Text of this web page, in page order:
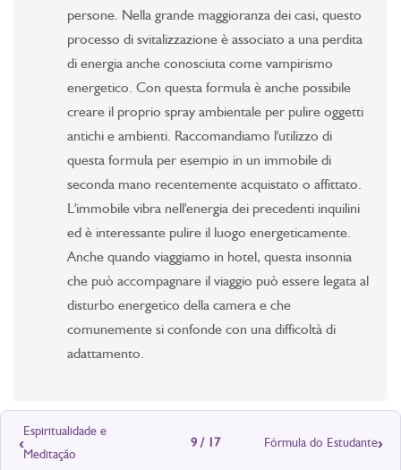
persone. Nella grande maggioranza dei casi, questo
processo di svitalizzazione è associato a una perdita
di energia anche conosciuta come vampirismo
energetico. Con questa formula è anche possibile
creare il proprio spray ambientale per pulire oggetti
antichi e ambienti. Raccomandiamo l'utilizzo di
questa formula per esempio in un immobile di
seconda mano recentemente acquistato o affittato.
L'immobile vibra nell'energia dei precedenti inquilini
ed è interessante pulire il luogo energeticamente.
Anche quando viaggiamo in hotel, questa insonnia
che può accompagnare il viaggio può essere legata al
disturbo energetico della camera e che
comunemente si confonde con una difficoltà di
adattamento.
‹
Espiritualidade e
Meditação
9 / 17 Fórmula do Estudante›